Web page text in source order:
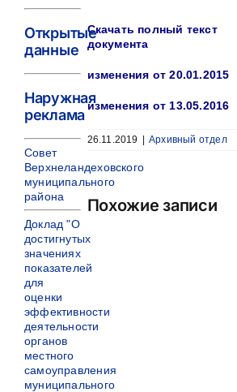
Скачать полный текст
документа
изменения от 20.01.2015
изменения от 13.05.2016
26.11.2019 Архивный отдел
Похожие записи
Открытые
данные
Наружная
реклама
Совет
Верхнеландеховского
муниципального
района
Доклад "О
достигнутых
значениях
показателей
для
оценки
эффективности
деятельности
органов
местного
самоуправления
муниципального